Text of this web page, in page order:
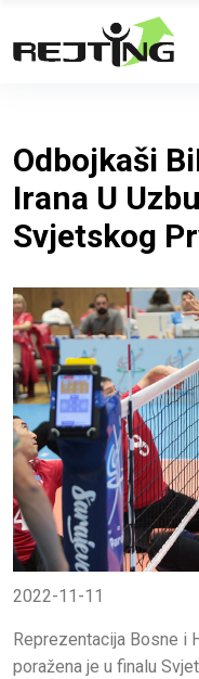
Odbojkaši
Irana U
Svjetskog
2022-11-11
Reprezentacija Bosne i
poražena je u finalu